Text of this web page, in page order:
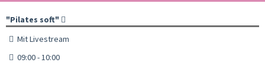
"Pilates soft"
Mit Livestream
09:00 - 10:00